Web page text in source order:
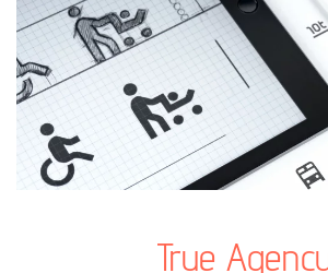
True